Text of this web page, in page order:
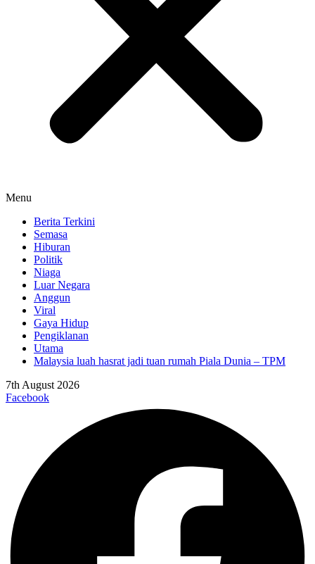
Menu
Berita Terkini
Semasa
Hiburan
Politik
Niaga
Luar Negara
Anggun
Viral
Gaya Hidup
Pengiklanan
Utama
Malaysia luah hasrat jadi tuan rumah Piala Dunia – TPM
7th August 2026
Facebook